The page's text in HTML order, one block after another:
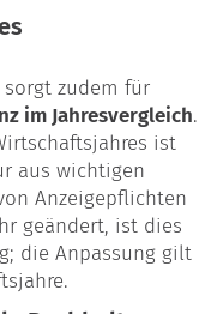
zudem für
im Jahresvergleich.
ist
aus wichtigen
Anzeigepflichten
geändert, ist dies
die Anpassung gilt